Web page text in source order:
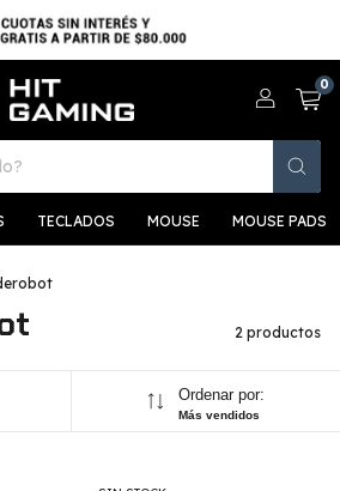
0
TECLADOS MOUSE MOUSE PADS
2 productos
Ordenar por:
Más vendidos